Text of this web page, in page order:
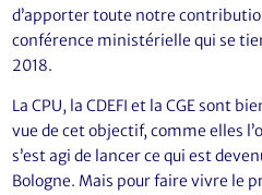
d’apporter toute notre
conférence ministérielle qui se
2018.
La CPU, la CDEFI et la CGE sont
vue de cet objectif, comme elles
s’est agi de lancer ce qui est
Bologne. Mais pour faire vivre le